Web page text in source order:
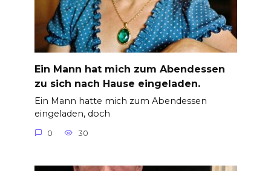
Ein Mann hat mich zum Abendessen
zu sich nach Hause eingeladen.
Ein Mann hatte mich zum Abendessen
eingeladen, doch
0 30